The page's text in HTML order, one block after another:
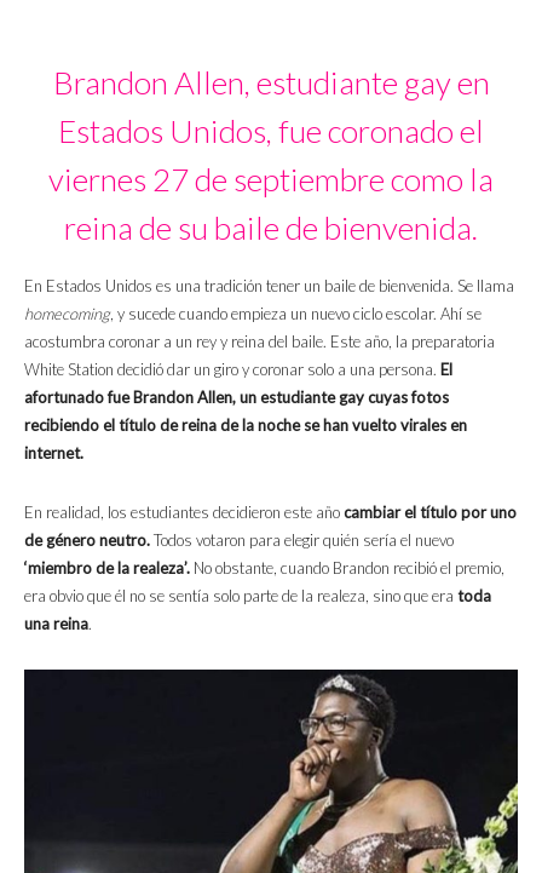
Brandon Allen, estudiante gay en
Estados Unidos, fue coronado el
viernes 27 de septiembre como la
reina de su baile de bienvenida.
En Estados Unidos es una tradición tener un baile de bienvenida. Se llama
homecoming, y sucede cuando empieza un nuevo ciclo escolar. Ahí se
acostumbra coronar a un rey y reina del baile. Este año, la preparatoria
White Station decidió dar un giro y coronar solo a una persona. El
afortunado fue Brandon Allen, un estudiante gay cuyas fotos
recibiendo el título de reina de la noche se han vuelto virales en
internet.
En realidad, los estudiantes decidieron este añocambiar el título por uno
de género neutro.Todos votaron para elegir quién sería el nuevo
‘miembro de la realeza’. No obstante, cuando Brandon recibió el premio,
era obvio que él no se sentía solo parte de la realeza, sino que era toda
una reina.